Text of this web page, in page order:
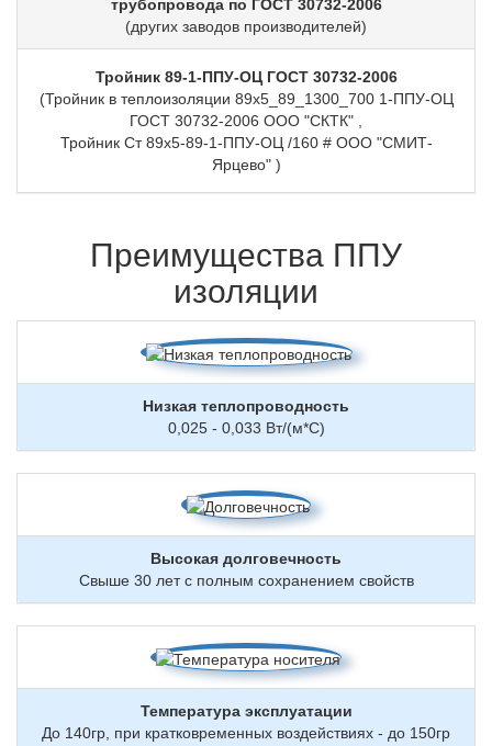
трубопровода по ГОСТ 30732-2006
(других заводов производителей)
Тройник 89-1-ППУ-ОЦ ГОСТ 30732-2006
(Тройник в теплоизоляции 89х5_89_1300_700 1-ППУ-ОЦ
ГОСТ 30732-2006 ООО "СКТК" ,
Тройник Ст 89х5-89-1-ППУ-ОЦ /160 # ООО "СМИТ-
Ярцево" )
Преимущества ППУ
изоляции
Низкая теплопроводность
0,025 - 0,033 Вт/(м*С)
Высокая долговечность
Свыше 30 лет с полным сохранением свойств
Температура эксплуатации
До 140гр, при кратковременных воздействиях - до 150гр